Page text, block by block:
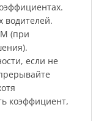
водителей.
(при
если не
коэффициент,